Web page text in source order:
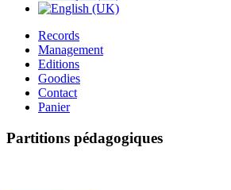
Records
Management
Editions
Goodies
Contact
Panier
Partitions pédagogiques